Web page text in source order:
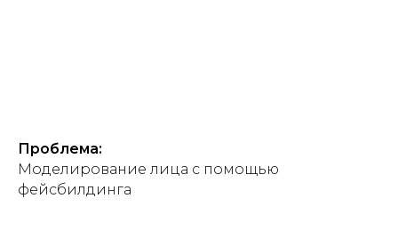
Проблема:
Моделирование лица с помощью
фейсбилдинга